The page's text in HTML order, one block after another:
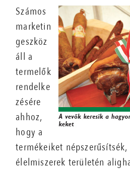
Számos
marketin
geszköz
áll a
termelők
rendelke
zésére
ahhoz,
hogy a
termékeiket népszerűsítsék,
élelmiszerek területén